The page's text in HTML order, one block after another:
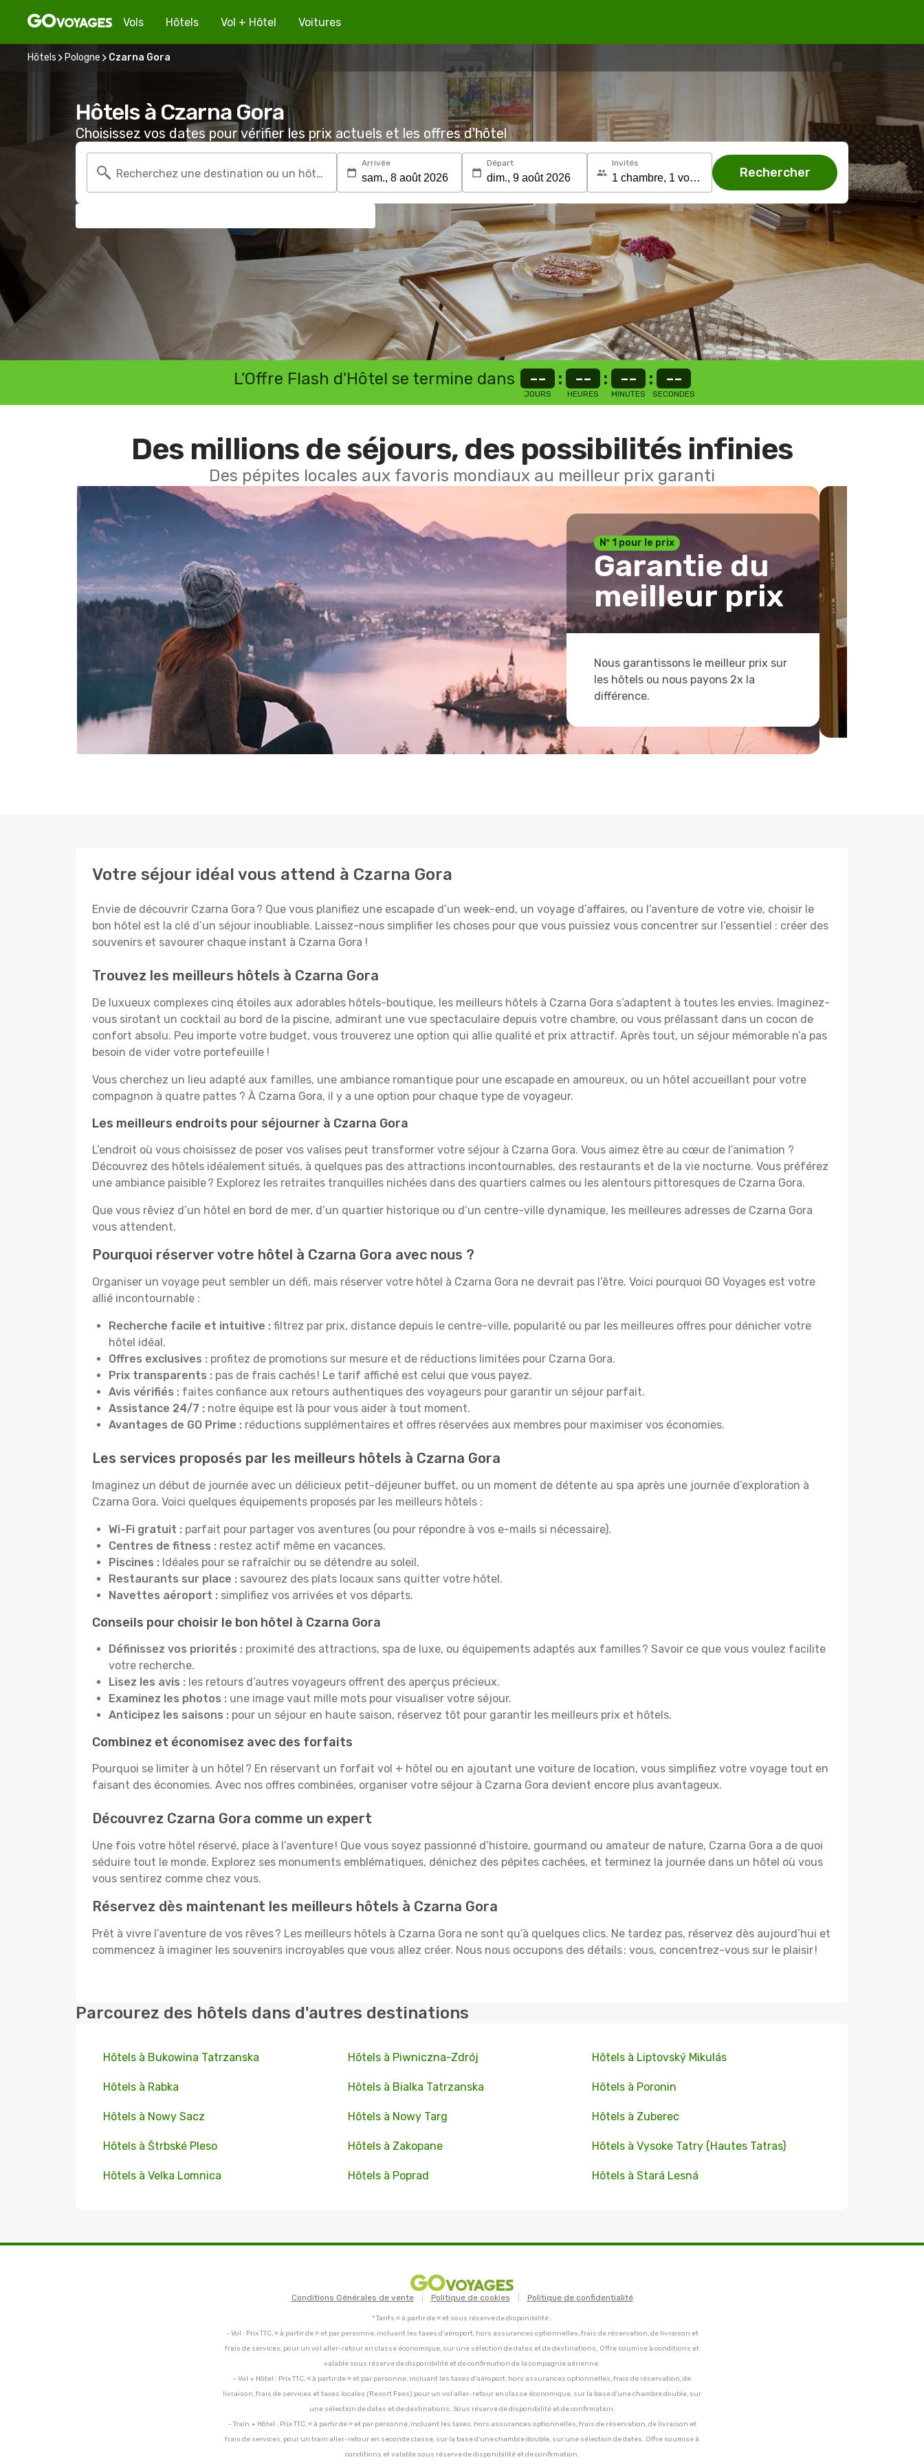
Vols Hôtels Vol + Hôtel Voitures
Hôtels Pologne Czarna Gora
Hôtels à Czarna Gora
Choisissez vos dates pour vérifier les prix actuels et les offres d'hôtel
Recherchez une destination ou un hôtel
Arrivée Départ Invités
Rechercher
L'Offre Flash d'Hôtel se termine dans --
JOURS
: --
HEURES
: --
MINUTES
: --
SECONDES
Des millions de séjours, des possibilités infinies
Des pépites locales aux favoris mondiaux au meilleur prix garanti
Nº 1 pour le prix
Garantie du
meilleur prix
Nous garantissons le meilleur prix sur
les hôtels ou nous payons 2x la
différence.
Votre séjour idéal vous attend à Czarna Gora
Envie de découvrir Czarna Gora ? Que vous planifiez une escapade d’un week-end, un voyage d’affaires, ou l’aventure de votre vie, choisir le
bon hôtel est la clé d’un séjour inoubliable. Laissez-nous simplifier les choses pour que vous puissiez vous concentrer sur l’essentiel : créer des
souvenirs et savourer chaque instant à Czarna Gora !
Trouvez les meilleurs hôtels à Czarna Gora
De luxueux complexes cinq étoiles aux adorables hôtels-boutique, les meilleurs hôtels à Czarna Gora s’adaptent à toutes les envies. Imaginez-
vous sirotant un cocktail au bord de la piscine, admirant une vue spectaculaire depuis votre chambre, ou vous prélassant dans un cocon de
confort absolu. Peu importe votre budget, vous trouverez une option qui allie qualité et prix attractif. Après tout, un séjour mémorable n’a pas
besoin de vider votre portefeuille !
Vous cherchez un lieu adapté aux familles, une ambiance romantique pour une escapade en amoureux, ou un hôtel accueillant pour votre
compagnon à quatre pattes ? À Czarna Gora, il y a une option pour chaque type de voyageur.
Les meilleurs endroits pour séjourner à Czarna Gora
L’endroit où vous choisissez de poser vos valises peut transformer votre séjour à Czarna Gora. Vous aimez être au cœur de l’animation ?
Découvrez des hôtels idéalement situés, à quelques pas des attractions incontournables, des restaurants et de la vie nocturne. Vous préférez
une ambiance paisible ? Explorez les retraites tranquilles nichées dans des quartiers calmes ou les alentours pittoresques de Czarna Gora.
Que vous rêviez d’un hôtel en bord de mer, d’un quartier historique ou d’un centre-ville dynamique, les meilleures adresses de Czarna Gora
vous attendent.
Pourquoi réserver votre hôtel à Czarna Gora avec nous ?
Organiser un voyage peut sembler un défi, mais réserver votre hôtel à Czarna Gora ne devrait pas l’être. Voici pourquoi GO Voyages est votre
allié incontournable :
Recherche facile et intuitive : filtrez par prix, distance depuis le centre-ville, popularité ou par les meilleures offres pour dénicher votre
hôtel idéal.
Offres exclusives : profitez de promotions sur mesure et de réductions limitées pour Czarna Gora.
Prix transparents : pas de frais cachés ! Le tarif affiché est celui que vous payez.
Avis vérifiés : faites confiance aux retours authentiques des voyageurs pour garantir un séjour parfait.
Assistance 24/7 : notre équipe est là pour vous aider à tout moment.
Avantages de GO Prime : réductions supplémentaires et offres réservées aux membres pour maximiser vos économies.
Les services proposés par les meilleurs hôtels à Czarna Gora
Imaginez un début de journée avec un délicieux petit-déjeuner buffet, ou un moment de détente au spa après une journée d’exploration à
Czarna Gora. Voici quelques équipements proposés par les meilleurs hôtels :
Wi-Fi gratuit : parfait pour partager vos aventures (ou pour répondre à vos e-mails si nécessaire).
Centres de fitness : restez actif même en vacances.
Piscines : Idéales pour se rafraîchir ou se détendre au soleil.
Restaurants sur place : savourez des plats locaux sans quitter votre hôtel.
Navettes aéroport : simplifiez vos arrivées et vos départs.
Conseils pour choisir le bon hôtel à Czarna Gora
Définissez vos priorités : proximité des attractions, spa de luxe, ou équipements adaptés aux familles ? Savoir ce que vous voulez facilite
votre recherche.
Lisez les avis : les retours d’autres voyageurs offrent des aperçus précieux.
Examinez les photos : une image vaut mille mots pour visualiser votre séjour.
Anticipez les saisons : pour un séjour en haute saison, réservez tôt pour garantir les meilleurs prix et hôtels.
Combinez et économisez avec des forfaits
Pourquoi se limiter à un hôtel ? En réservant un forfait vol + hôtel ou en ajoutant une voiture de location, vous simplifiez votre voyage tout en
faisant des économies. Avec nos offres combinées, organiser votre séjour à Czarna Gora devient encore plus avantageux.
Découvrez Czarna Gora comme un expert
Une fois votre hôtel réservé, place à l’aventure ! Que vous soyez passionné d’histoire, gourmand ou amateur de nature, Czarna Gora a de quoi
séduire tout le monde. Explorez ses monuments emblématiques, dénichez des pépites cachées, et terminez la journée dans un hôtel où vous
vous sentirez comme chez vous.
Réservez dès maintenant les meilleurs hôtels à Czarna Gora
Prêt à vivre l’aventure de vos rêves ? Les meilleurs hôtels à Czarna Gora ne sont qu’à quelques clics. Ne tardez pas, réservez dès aujourd’hui et
commencez à imaginer les souvenirs incroyables que vous allez créer. Nous nous occupons des détails : vous, concentrez-vous sur le plaisir !
Parcourez des hôtels dans d'autres destinations
Hôtels à Bukowina Tatrzanska Hôtels à Piwniczna-Zdrój Hôtels à Liptovský Mikulás
Hôtels à Rabka Hôtels à Bialka Tatrzanska Hôtels à Poronin
Hôtels à Nowy Sacz Hôtels à Nowy Targ Hôtels à Zuberec
Hôtels à Štrbské Pleso Hôtels à Zakopane Hôtels à Vysoke Tatry (Hautes Tatras)
Hôtels à Velka Lomnica Hôtels à Poprad Hôtels à Stará Lesná
Conditions Générales de vente Politique de cookies Politique de confidentialité
* Tarifs « à partir de » et sous réserve de disponibilité :
- Vol : Prix TTC, « à partir de » et par personne, incluant les taxes d'aéroport, hors assurances optionnelles, frais de réservation, de livraison et
frais de services, pour un vol aller-retour en classe économique, sur une sélection de dates et de destinations. Offre soumise à conditions et
valable sous réserve de disponibilité et de confirmation de la compagnie aérienne.
- Vol + Hôtel : Prix TTC, « à partir de » et par personne, incluant les taxes d'aéroport, hors assurances optionnelles, frais de réservation, de
livraison, frais de services et taxes locales (Resort Fees) pour un vol aller-retour en classe économique, sur la base d'une chambre double, sur
une sélection de dates et de destinations. Sous réserve de disponibilité et de confirmation.
- Train + Hôtel : Prix TTC, « à partir de » et par personne, incluant les taxes, hors assurances optionnelles, frais de réservation, de livraison et
frais de services, pour un train aller-retour en seconde classe, sur la base d'une chambre double, sur une sélection de dates. Offre soumise à
conditions et valable sous réserve de disponibilité et de confirmation.